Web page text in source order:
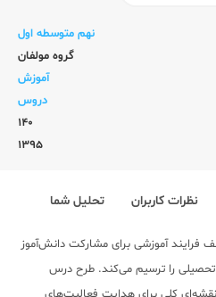
نهم متوسطه اول
گروه مولفان
آموزش
دروس
140
1395
نظرات کاربران تحلیل شما
آموزشی برای مشاركت دانش‌آموز
را ترسیم می‌كند. طرح درس